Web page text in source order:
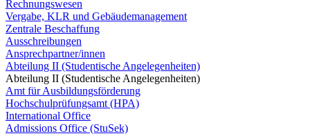
Rechnungswesen
Vergabe, KLR und Gebäudemanagement
Zentrale Beschaffung
Ausschreibungen
Ansprechpartner/innen
Abteilung II (Studentische Angelegenheiten)
Abteilung II (Studentische Angelegenheiten)
Amt für Ausbildungsförderung
Hochschulprüfungsamt (HPA)
International Office
Admissions Office (StuSek)